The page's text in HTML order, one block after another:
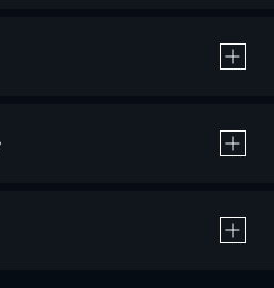
カード決済による作品の購入 / レンタルです。